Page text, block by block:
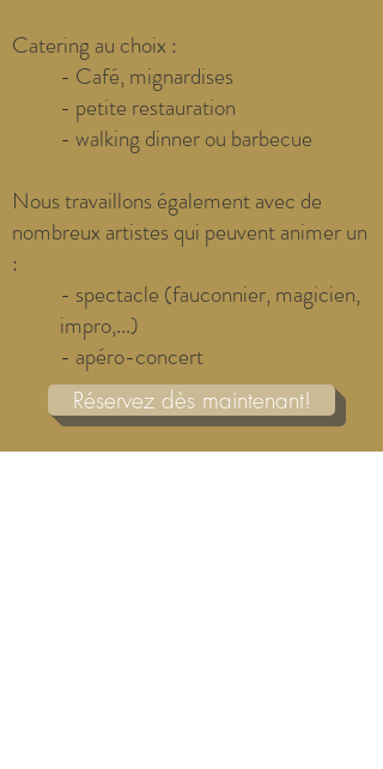
Catering au choix :
- Café, mignardises
- petite restauration
- walking dinner ou barbecue
Nous travaillons également avec de
nombreux artistes qui peuvent animer un
:
- spectacle (fauconnier, magicien,
impro,...)
- apéro-concert
Réservez dès maintenant!